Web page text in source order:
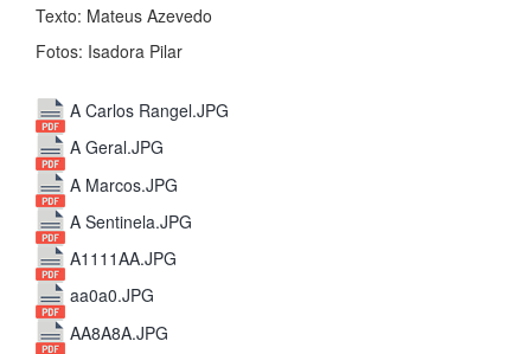
Texto: Mateus Azevedo
Fotos: Isadora Pilar
A Carlos Rangel.JPG
A Geral.JPG
A Marcos.JPG
A Sentinela.JPG
A1111AA.JPG
aa0a0.JPG
AA8A8A.JPG